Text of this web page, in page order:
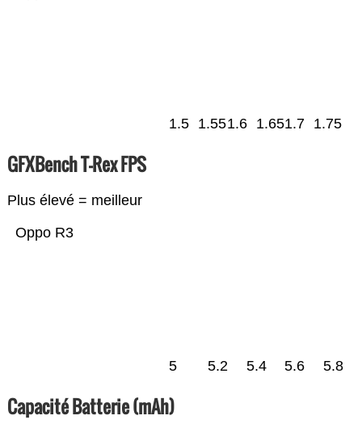
1.5 1.551.6 1.651.7 1.75
GFXBench T-Rex FPS
Plus élevé = meilleur
Oppo R3
5 5.2 5.4 5.6 5.8
Capacité Batterie (mAh)